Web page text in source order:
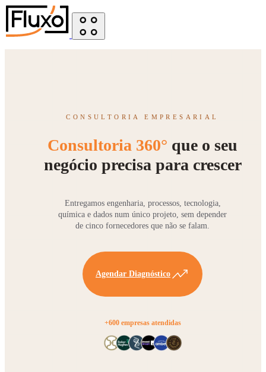
CONSULTORIA EMPRESARIAL
Consultoria 360° que o seu
negócio precisa para crescer
Entregamos engenharia, processos, tecnologia,
química e dados num único projeto, sem depender
de cinco fornecedores que não se falam.
Agendar Diagnóstico
+600 empresas atendidas